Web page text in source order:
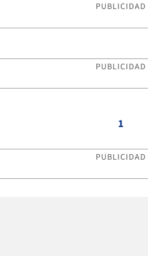
PUBLICIDAD
PUBLICIDAD
1
PUBLICIDAD